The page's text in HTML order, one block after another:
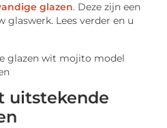
glazen. Deze zijn een
glaswerk. Lees verder en u
uitstekende